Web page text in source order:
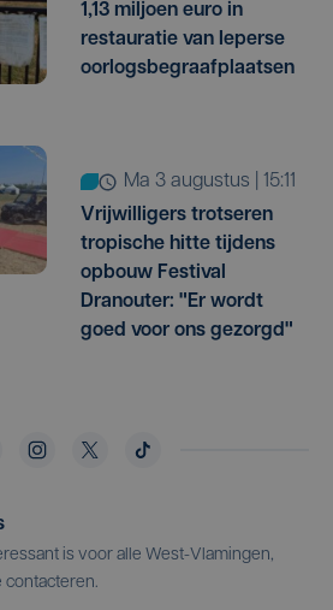
1,13 miljoen euro in
restauratie van Ieperse
oorlogsbegraafplaatsen
ma 3 augustus | 15:11
Vrijwilligers trotseren
tropische hitte tijdens
opbouw Festival
Dranouter: "Er wordt
goed voor ons gezorgd"
is voor alle West-Vlamingen,
contacteren.